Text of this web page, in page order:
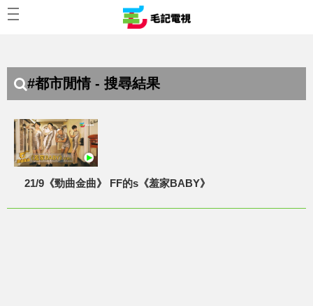
#都市閒情 - 搜尋結果
21/9《勁曲金曲》 FF的s《羞家BABY》